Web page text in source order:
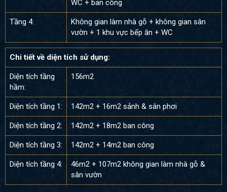
WC + ban công
Tầng 4:
Không gian làm nhà gỗ + không gian sân
vườn + 1 khu vực bếp ăn + WC
Chi tiết về diện tích sử dụng:
Diện tích tầng
hầm:
156m2
Diện tích tầng 1: 142m2 + 16m2 sảnh & sân phơi
Diện tích tầng 2: 142m2 + 18m2 ban công
Diện tích tầng 3: 142m2 + 14m2 ban công
Diện tích tầng 4:
46m2 + 107m2 không gian làm nhà gỗ &
sân vườn